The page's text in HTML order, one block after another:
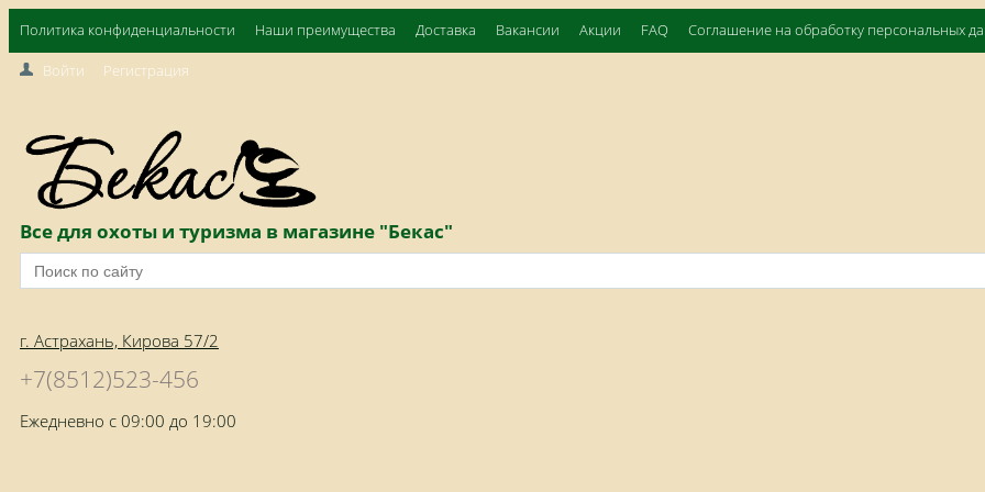
Политика конфиденциальности Наши преимущества Доставка Вакансии Акции FAQ Соглашение на обработку персональных
Войти Регистрация
Все для охоты и туризма в магазине "Бекас"
г. Астрахань, Кирова 57/2
+7(8512)523-456
Ежедневно с 09:00 до 19:00